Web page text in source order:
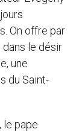
On offre par
le désir
une
du Saint-
le pape